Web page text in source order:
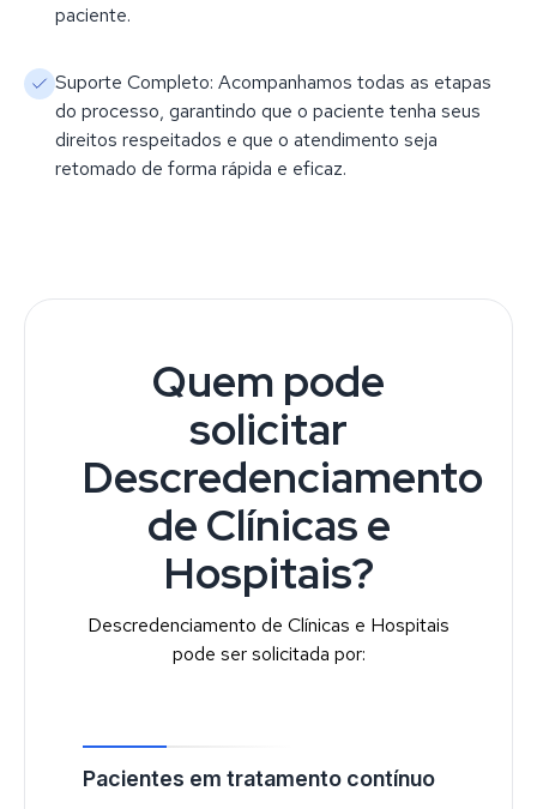
paciente.
Suporte Completo: Acompanhamos todas as etapas
do processo, garantindo que o paciente tenha seus
direitos respeitados e que o atendimento seja
retomado de forma rápida e eficaz.
Quem pode
solicitar
Descredenciamento
de Clínicas e
Hospitais?
Descredenciamento de Clínicas e Hospitais
pode ser solicitada por:
Pacientes em tratamento contínuo